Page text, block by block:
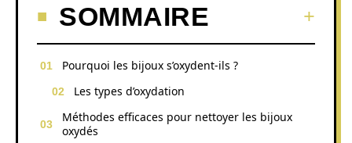
SOMMAIRE
Pourquoi les bijoux s’oxydent-ils ?
Les types d’oxydation
Méthodes efficaces pour nettoyer les bijoux
oxydés